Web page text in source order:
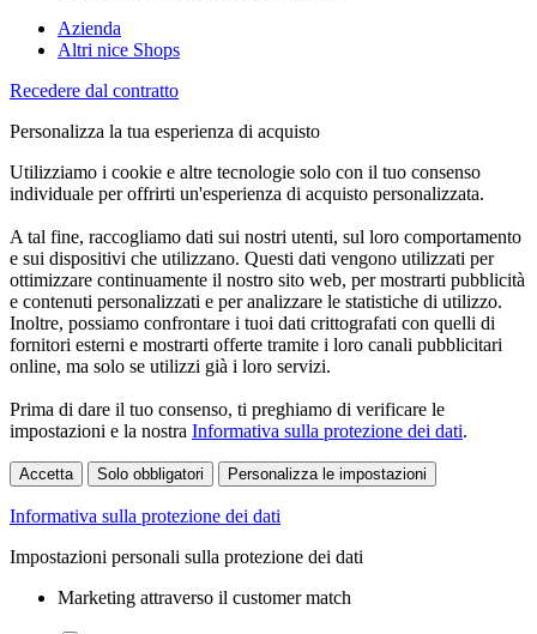
Azienda
Altri nice Shops
Recedere dal contratto
Personalizza la tua esperienza di acquisto
Utilizziamo i cookie e altre tecnologie solo con il tuo consenso
individuale per offrirti un'esperienza di acquisto personalizzata.
A tal fine, raccogliamo dati sui nostri utenti, sul loro comportamento
e sui dispositivi che utilizzano. Questi dati vengono utilizzati per
ottimizzare continuamente il nostro sito web, per mostrarti pubblicità
e contenuti personalizzati e per analizzare le statistiche di utilizzo.
Inoltre, possiamo confrontare i tuoi dati crittografati con quelli di
fornitori esterni e mostrarti offerte tramite i loro canali pubblicitari
online, ma solo se utilizzi già i loro servizi.
Prima di dare il tuo consenso, ti preghiamo di verificare le
impostazioni e la nostra Informativa sulla protezione dei dati.
Accetta Solo obbligatori Personalizza le impostazioni
Informativa sulla protezione dei dati
Impostazioni personali sulla protezione dei dati
Marketing attraverso il customer match